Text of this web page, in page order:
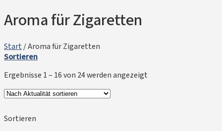
Aroma für Zigaretten
Start/Aroma für Zigaretten
Sortieren
Ergebnisse 1 – 16 von 24 werden angezeigt
Sortieren